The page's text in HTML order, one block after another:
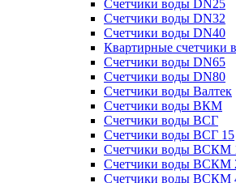
Счетчики воды DN25
Счетчики воды DN32
Счетчики воды DN40
Квартирные счетчики
Счетчики воды DN65
Счетчики воды DN80
Счетчики воды Валтек
Счетчики воды ВКМ
Счетчики воды ВСГ
Счетчики воды ВСГ 15
Счетчики воды ВСКМ
Счетчики воды ВСКМ
Счетчики воды ВСКМ